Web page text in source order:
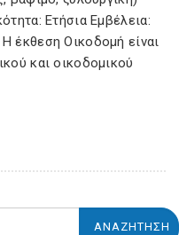
Ετήσια Εμβέλεια:
έκθεση Oικοδομή είναι
και οικοδομικού